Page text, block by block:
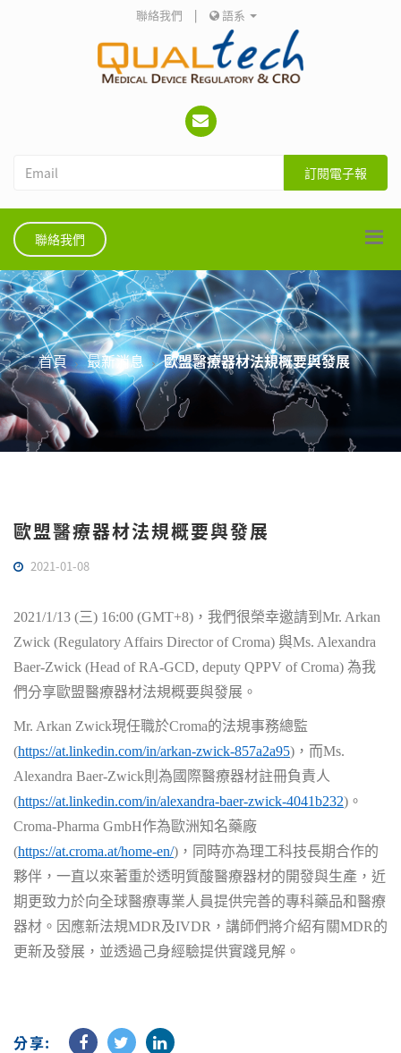
聯絡我們 | 語系
訂閱電子報
聯絡我們
首頁 最新消息 歐盟醫療器材法規概要與發展
歐盟醫療器材法規概要與發展
2021-01-08
2021/1/13 (三) 16:00 (GMT+8)，我們很榮幸邀請到Mr. Arkan
Zwick (Regulatory Affairs Director of Croma) 與Ms. Alexandra
Baer-Zwick (Head of RA-GCD, deputy QPPV of Croma) 為我
們分享歐盟醫療器材法規概要與發展。
Mr. Arkan Zwick現任職於Croma的法規事務總監
(https://at.linkedin.com/in/arkan-zwick-857a2a95)，而Ms.
Alexandra Baer-Zwick則為國際醫療器材註冊負責人
(https://at.linkedin.com/in/alexandra-baer-zwick-4041b232)。
Croma-Pharma GmbH作為歐洲知名藥廠
(https://at.croma.at/home-en/)，同時亦為理工科技長期合作的
夥伴，一直以來著重於透明質酸醫療器材的開發與生產，近
期更致力於向全球醫療專業人員提供完善的專科藥品和醫療
器材。因應新法規MDR及IVDR，講師們將介紹有關MDR的
更新及發展，並透過己身經驗提供實踐見解。
分享: